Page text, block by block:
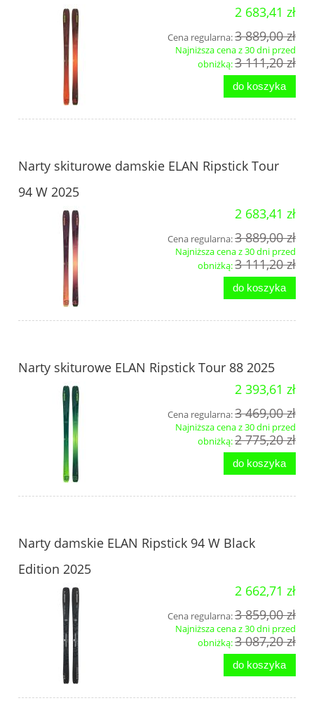
2 683,41 zł
Cena regularna:3 889,00 zł
Najniższa cena z 30 dni przed
obniżką:3 111,20 zł
do koszyka
Narty skiturowe damskie ELAN Ripstick Tour
94 W 2025
2 683,41 zł
Cena regularna:3 889,00 zł
Najniższa cena z 30 dni przed
obniżką:3 111,20 zł
do koszyka
Narty skiturowe ELAN Ripstick Tour 88 2025
2 393,61 zł
Cena regularna:3 469,00 zł
Najniższa cena z 30 dni przed
obniżką:2 775,20 zł
do koszyka
Narty damskie ELAN Ripstick 94 W Black
Edition 2025
2 662,71 zł
Cena regularna:3 859,00 zł
Najniższa cena z 30 dni przed
obniżką:3 087,20 zł
do koszyka